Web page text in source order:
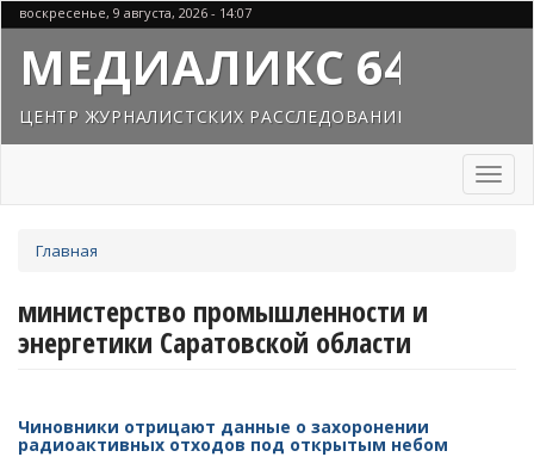
Перейти
к
основному
содержанию
воскресенье, 9 августа, 2026 - 14:07
МЕДИАЛИКС 64
ЦЕНТР ЖУРНАЛИСТСКИХ РАССЛЕДОВАНИЙ
Toggle
здесь
Главная
министерство промышленности и
энергетики Саратовской области
Чиновники отрицают данные о захоронении
радиоактивных отходов под открытым небом